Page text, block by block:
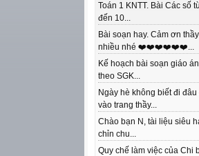
Toán 1 KNTT. Bài Các số
đến 10...
Bài soạn hay. Cảm ơn
nhiều nhé ❤️❤️❤️❤️❤️❤️...
Kế hoạch bài soạn giáo
theo SGK...
Ngày hè không biết đi
vào trang thầy...
Chào bạn N, tài liệu siêu
chỉn chu...
Quy chế làm việc của Chi